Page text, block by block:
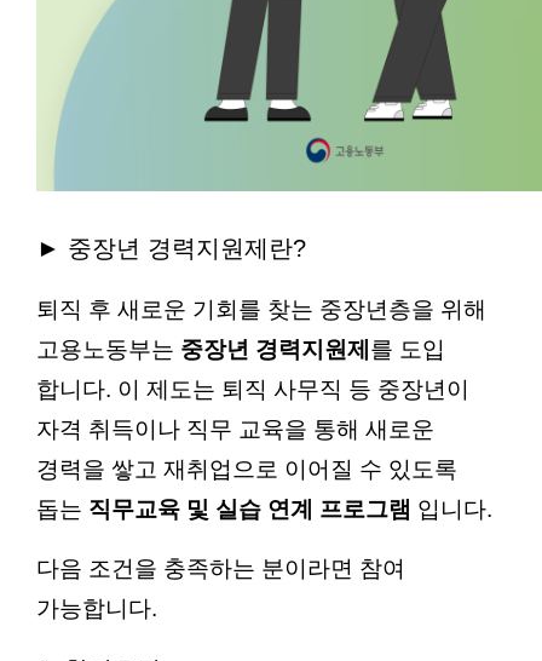
► 중장년 경력지원제란?
퇴직 후 새로운 기회를 찾는 중장년층을 위해
고용노동부는 중장년 경력지원제 를 도입
합니다. 이 제도는 퇴직 사무직 등 중장년이
자격 취득이나 직무 교육을 통해 새로운
경력을 쌓고 재취업으로 이어질 수 있도록
돕는 직무교육 및 실습 연계 프로그램 입니다.
다음 조건을 충족하는 분이라면 참여
가능합니다.